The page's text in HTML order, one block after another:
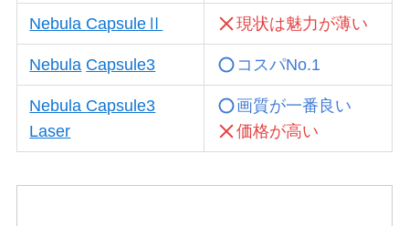
Nebula CapsuleⅡ 現状は魅力が薄い
Nebula Capsule3 コスパNo.1
Nebula Capsule3
Laser
画質が一番良い
価格が高い